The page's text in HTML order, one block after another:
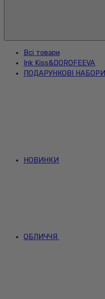
Всі товари
Ink Kiss&DOROFEEVA
ПОДАРУНКОВІ НАБОРИ
НОВИНКИ
ОБЛИЧЧЯ